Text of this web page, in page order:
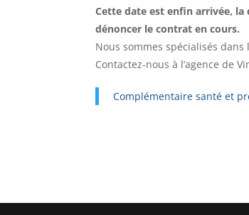
Cette date est enfin arrivée,
dénoncer le contrat en cours.
Nous sommes spécialisés dans
Contactez-nous à l’agence de
Complémentaire santé et